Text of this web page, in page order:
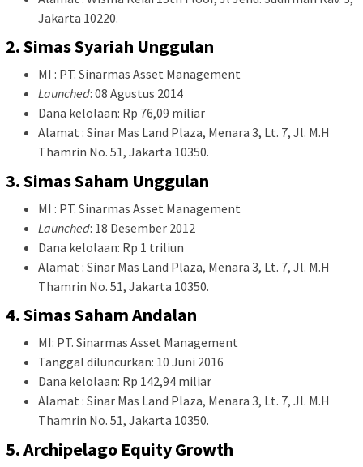
Jakarta 10220.
2. Simas Syariah Unggulan
MI : PT. Sinarmas Asset Management
Launched: 08 Agustus 2014
Dana kelolaan: Rp 76,09 miliar
Alamat : Sinar Mas Land Plaza, Menara 3, Lt. 7, Jl. M.H
Thamrin No. 51, Jakarta 10350.
3. Simas Saham Unggulan
MI : PT. Sinarmas Asset Management
Launched: 18 Desember 2012
Dana kelolaan: Rp 1 triliun
Alamat : Sinar Mas Land Plaza, Menara 3, Lt. 7, Jl. M.H
Thamrin No. 51, Jakarta 10350.
4. Simas Saham Andalan
MI: PT. Sinarmas Asset Management
Tanggal diluncurkan: 10 Juni 2016
Dana kelolaan: Rp 142,94 miliar
Alamat : Sinar Mas Land Plaza, Menara 3, Lt. 7, Jl. M.H
Thamrin No. 51, Jakarta 10350.
5. Archipelago Equity Growth